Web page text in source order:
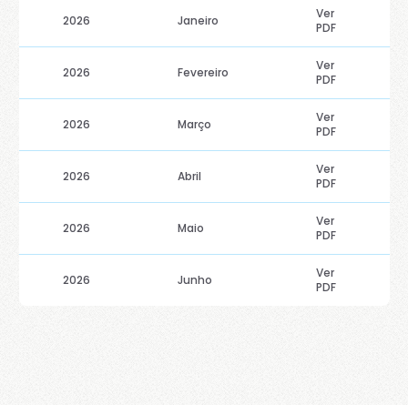
2026 Janeiro
Ver
PDF
2026 Fevereiro
Ver
PDF
2026 Março
Ver
PDF
2026 Abril
Ver
PDF
2026 Maio
Ver
PDF
2026 Junho
Ver
PDF